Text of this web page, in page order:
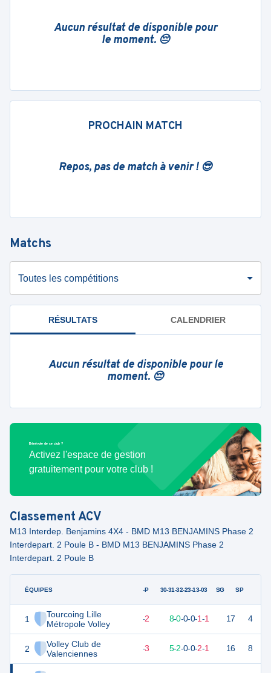
Aucun résultat de disponible pour
le moment. 😔
PROCHAIN MATCH
Repos, pas de match à venir ! 😎
Matchs
Toutes les compétitions
RÉSULTATS CALENDRIER
Aucun résultat de disponible pour le
moment. 😔
Bénévole de ce club ?
Activez l'espace de gestion
gratuitement pour votre club !
ClassementACV
M13 Interdep. Benjamins 4X4 - BMD M13 BENJAMINS Phase 2
Interdepart. 2 Poule B - BMD M13 BENJAMINS Phase 2
Interdepart. 2 Poule B
ÉQUIPES
1
Tourcoing Lille
Métropole Volley
2
Volley Club de
Valenciennes
G-P 30-31-32-23-13-03 SG SP
25 -2 8-0-0-0-1-1 17 4
21 -3 5-2-0-0-2-1 16 8